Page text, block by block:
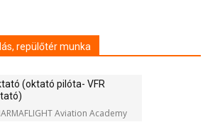
repülőtér munka
(oktató pilóta- VFR
Aviation Academy